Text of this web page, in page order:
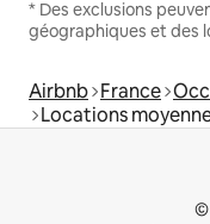
* Des exclusions
géographiques et des
Airbnb France
Locations
©